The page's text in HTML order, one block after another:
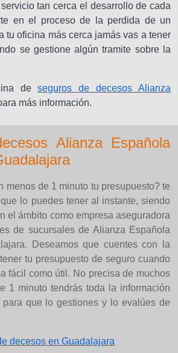
tan cerca el desarrollo de cada
en el proceso de la perdida de un
tu oficina más cerca jamás vas a tener
se gestione algún tramite sobre la
deseguros de decesos Alianza
más información.
Alianza Española
menos de 1 minuto tu presupuesto? te
lo puedes tener al instante, siendo
el ámbito como empresa aseguradora
de sucursales de Alianza Española
Deseamos que cuentes con la
tu presupuesto de seguro cuando
fácil como útil. No precisa de muchos
1 minuto tendrás toda la información
para que lo gestiones y lo evalúes de
decesos en Guadalajara